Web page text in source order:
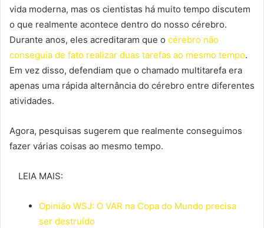
vida moderna, mas os cientistas há muito tempo discutem
o que realmente acontece dentro do nosso cérebro.
Durante anos, eles acreditaram que o cérebro não
conseguia de fato realizar duas tarefas ao mesmo tempo.
Em vez disso, defendiam que o chamado multitarefa era
apenas uma rápida alternância do cérebro entre diferentes
atividades.
Agora, pesquisas sugerem que realmente conseguimos
fazer várias coisas ao mesmo tempo.
LEIA MAIS:
Opinião WSJ: O VAR na Copa do Mundo precisa
ser destruído